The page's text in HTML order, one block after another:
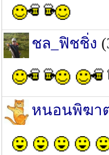
ชล_ฟิชชิ่ง
หนอนพิฆา